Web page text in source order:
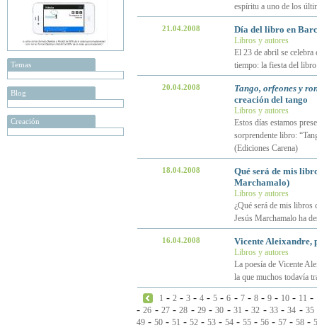
Temas
Blog
Creación
espíritu a uno de los
21.04.2008 Día del libro en
Libros y autores
El 23 de abril se celebra
tiempo: la fiesta del
20.04.2008
Tango, orfeones y
creación del tango
Libros y autores
Estos días estamos
sorprendente libro:
(Ediciones Carena)
18.04.2008
Qué será de mis
Marchamalo)
Libros y autores
¿Qué será de mis libros
Jesús Marchamalo ha
16.04.2008 Vicente Aleixandre,
Libros y autores
La poesía de Vicente
la que muchos todavía
1 -2 -3 -4 -5 -6 - 7- 8- 9- 10- 11 -
-26 - 27-28 - 29-30 - 31 -32 - 33-34 - 35
49 - 50 - 51 - 52 - 53 - 54 - 55 - 56 - 57 - 58 -